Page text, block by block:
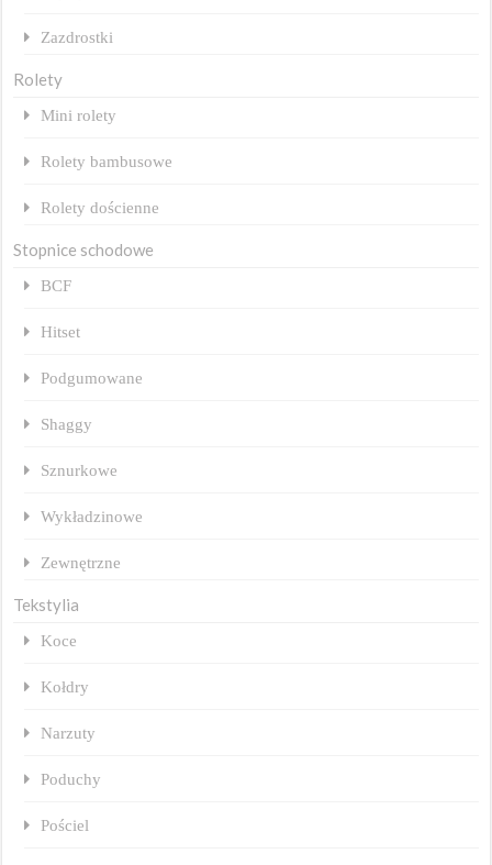
Zazdrostki
Rolety
Mini rolety
Rolety bambusowe
Rolety dościenne
Stopnice schodowe
BCF
Hitset
Podgumowane
Shaggy
Sznurkowe
Wykładzinowe
Zewnętrzne
Tekstylia
Koce
Kołdry
Narzuty
Poduchy
Pościel